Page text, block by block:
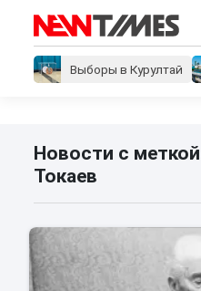
Выборы в Курултай
Новости с
Токаев